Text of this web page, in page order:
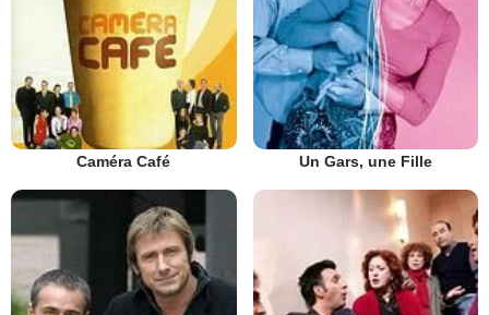
Caméra Café Un Gars, une Fille